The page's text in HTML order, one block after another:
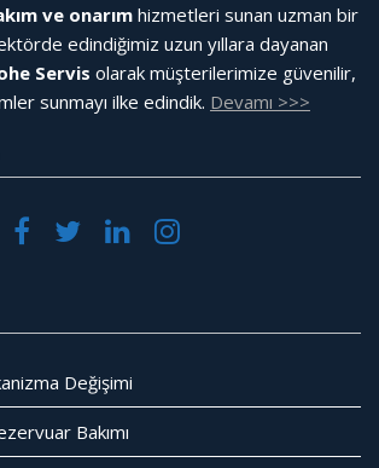
ve onarımhizmetleri sunan uzman bir
edindiğimiz uzun yıllara dayanan
Servis olarak müşterilerimize güvenilir,
sunmayı ilke edindik. Devamı >>>
Değişimi
Bakımı